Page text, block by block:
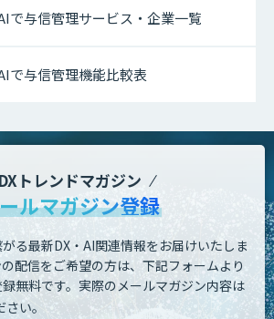
で与信管理サービス・企業一覧
で与信管理機能比較表
DXトレンドマガジン
ルマガジン登録
る最新DX・AI関連情報をお届けいたしま
配信をご希望の方は、下記フォームより
無料です。 実際のメールマガジン内容は
い。